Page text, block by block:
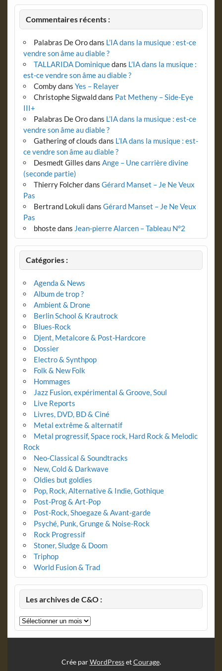
Commentaires récents :
Palabras De Orodans L’IA dans la musique : est-ce
vendre son âme au diable ?
TALLARIDA Dominiquedans L’IA dans la musique :
est-ce vendre son âme au diable ?
Combydans Yes – Relayer
Christophe Sigwalddans Pat Metheny – Side-Eye
III+
Palabras De Orodans L’IA dans la musique : est-ce
vendre son âme au diable ?
Gathering of clouds dans L’IA dans la musique : est-
ce vendre son âme au diable ?
Desmedt Gilles dans Ange – Une carrière divine
(seconde partie)
Thierry Folcherdans Gérard Manset – Je Ne Veux
Pas
Bertrand Lokuli dans Gérard Manset – Je Ne Veux
Pas
bhostedans Jean-pierre Alarcen – Tableau N°2
Catégories :
Agenda & News
Album de trop ?
Ambient & Drone
Berlin School & Krautrock
Blues-Rock
Djent, Metalcore & Post-Hardcore
Dossier
Electro & Synthpop
Folk & New Folk
Hommages
Jazz Fusion, expérimental & Groove, Soul
Live Reports
Livres, DVD, BD & Ciné
Metal extrême & alternatif
Metal progressif, Space rock, Hard Rock & Melodic
Rock
Neo-Classical & Soundtracks
New, Cold & Darkwave
Oldies but goldies
Pop, Rock, Alternative & Indie, Gothique
Post-Prog & Art-Pop
Post-Rock, Shoegaze & Avant-garde
Psyché, Punk, Grunge & Noise-Rock
Rock Progressif
Stoner, Sludge & Doom
Triphop
World Fusion & Trad
Les archives de C&O :
Les
archives
Crée parWordPressetCourage.